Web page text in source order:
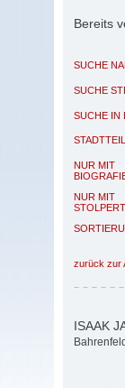
Bereits
SUCHE
SUCHE
SUCHE IN
NUR MIT
NUR MIT
zurück zur
ISAAK